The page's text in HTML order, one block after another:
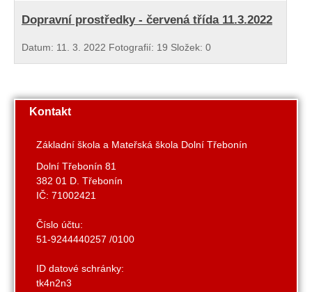
Dopravní prostředky - červená třída 11.3.2022
Datum: 11. 3. 2022 Fotografií: 19 Složek: 0
Kontakt
Základní škola a Mateřská škola Dolní Třebonín
Dolní Třebonín 81
382 01 D. Třebonín
IČ: 71002421
Číslo účtu:
51-9244440257 /0100
ID datové schránky:
tk4n2n3